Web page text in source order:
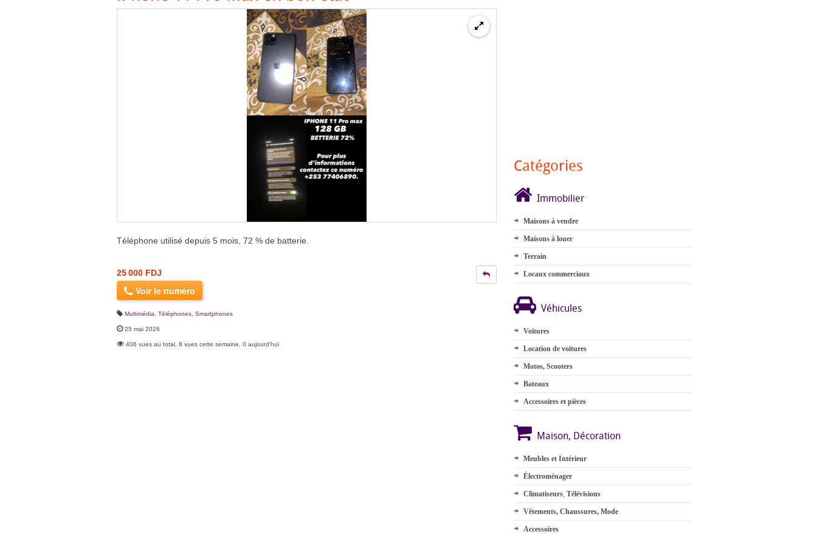
Téléphone utilisé depuis 5 mois, 72 % de batterie.
25 000 FDJ
Voir le numéro
Multimédia Téléphones, Smartphones
25 mai 2026
406 vues au total, 8 vues cette semaine, 0 aujourd'hui
Catégories
Immobilier
Maisons à vendre
Maisons à louer
Terrain
Locaux commerciaux
Véhicules
Voitures
Location de voitures
Motos, Scooters
Bateaux
Accessoires et pièces
Maison, Décoration
Meubles et Intérieur
Électroménager
Climatiseurs, Télévisions
Vêtements, Chaussures, Mode
Accessoires